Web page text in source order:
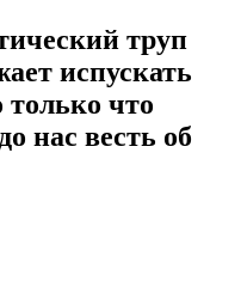
труп
испускать
только что
нас весть об